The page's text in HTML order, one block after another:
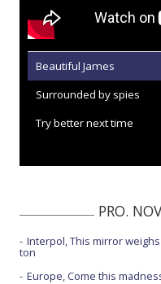
Beautiful James
Surrounded by spies
Try better next time
PRO.
Interpol, This mirror weighs
ton
Europe, Come this